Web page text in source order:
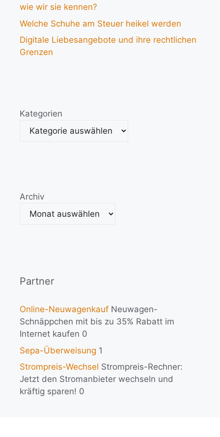
wie wir sie kennen?
Welche Schuhe am Steuer heikel werden
Digitale Liebesangebote und ihre rechtlichen
Grenzen
Kategorien
Archiv
Partner
Online-Neuwagenkauf Neuwagen-
Schnäppchen mit bis zu 35% Rabatt im
Internet kaufen 0
Sepa-Überweisung 1
Strompreis-Wechsel Strompreis-Rechner:
Jetzt den Stromanbieter wechseln und
kräftig sparen! 0